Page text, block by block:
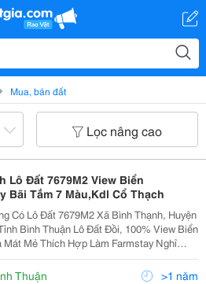
Mua, bán đất
Lọc nâng cao
Lô Đất 7679M2 View Biển
Bãi Tắm 7 Màu,Kdl Cổ Thạch
Có Lô Đất 7679M2 Xã Bình Thạnh, Huyện
Bình Thuận Lô Đất Đồi, 100% View Biển
Mẻ Thích Hợp Làm Farmstay Nghỉ
Trại Nông Sản Sạch Chạy Tới 3Km Nữa
Cổ Thạch, Bãi Đá 7 Màu Đường Rộng
Thuận >1 năm